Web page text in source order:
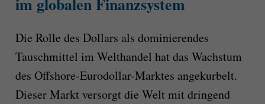
Die Rolle des Dollars als dominierendes
Tauschmittel im Welthandel hat das Wachstum
des Offshore-Eurodollar-Marktes angekurbelt.
Dieser Markt versorgt die Welt mit dringend